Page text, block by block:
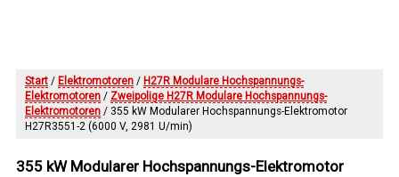
Start / Elektromotoren / H27R Modulare Hochspannungs-
Elektromotoren / Zweipolige H27R Modulare Hochspannungs-
Elektromotoren / 355 kW Modularer Hochspannungs-Elektromotor
H27R3551-2 (6000 V, 2981 U/min)
355 kW Modularer Hochspannungs-Elektromotor